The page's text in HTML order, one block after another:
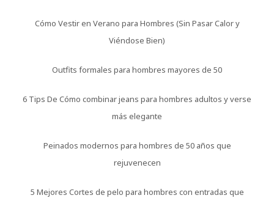
Cómo Vestir en Verano para Hombres (Sin Pasar Calor y
Viéndose Bien)
Outfits formales para hombres mayores de 50
6 Tips De Cómo combinar jeans para hombres adultos y verse
más elegante
Peinados modernos para hombres de 50 años que
rejuvenecen
5 Mejores Cortes de pelo para hombres con entradas que